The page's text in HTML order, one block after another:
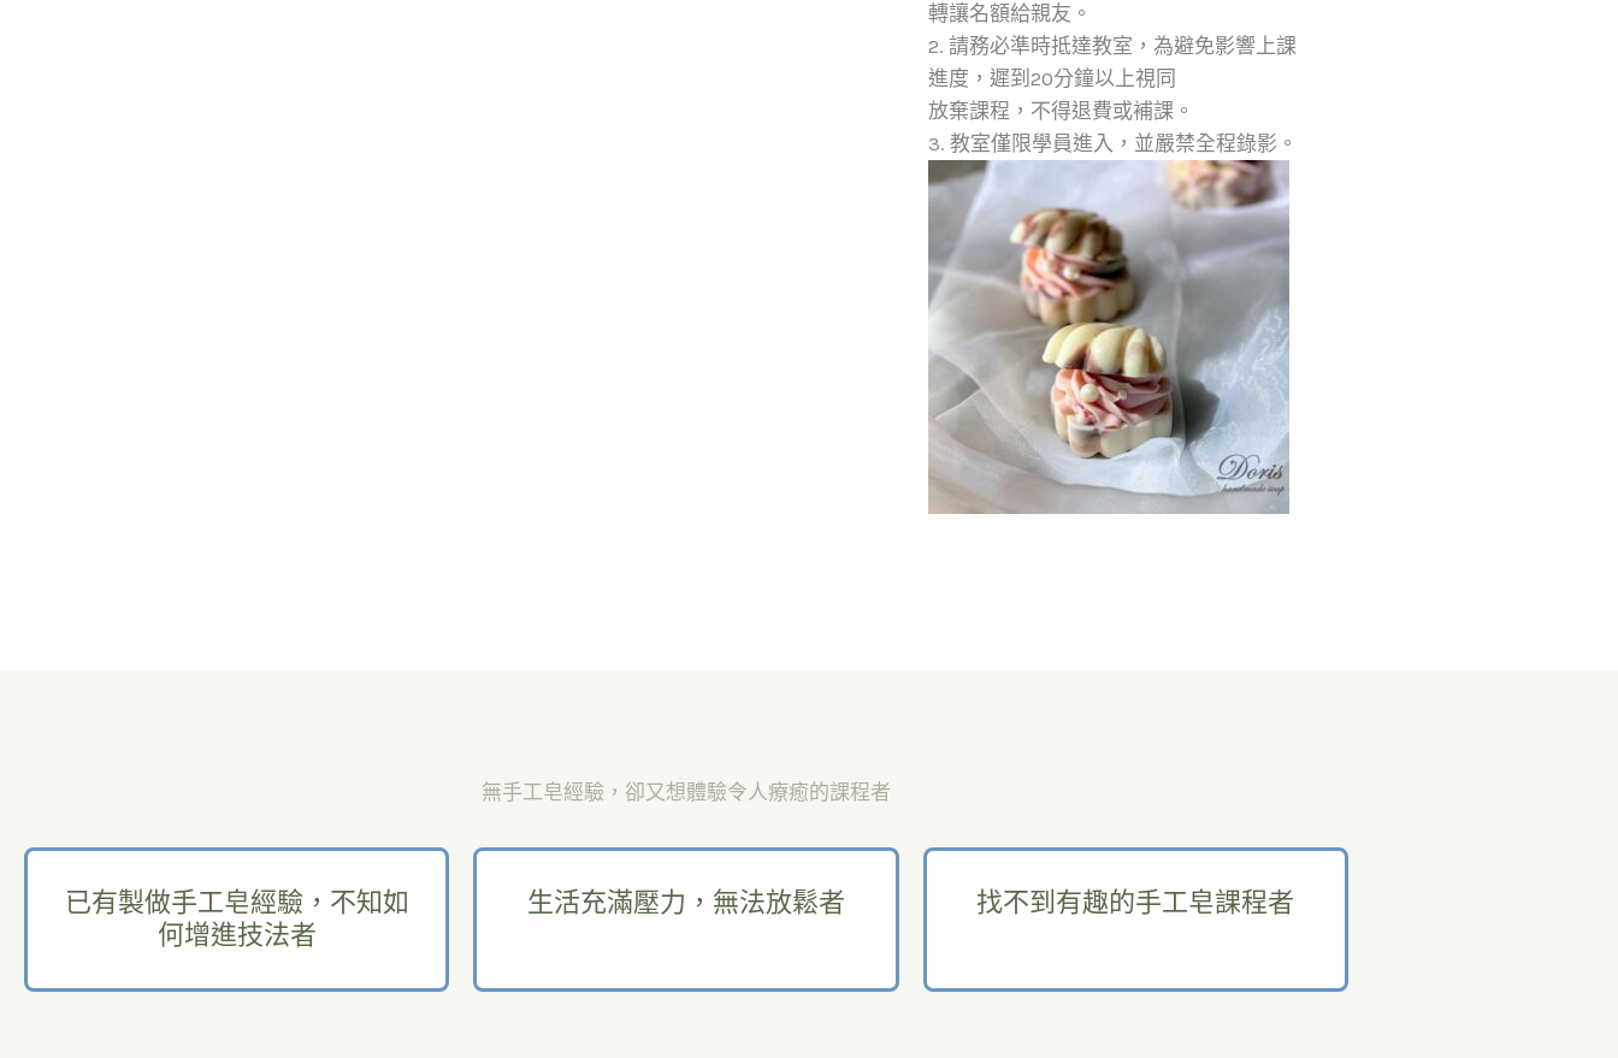
轉讓名額給親友。
2. 請務必準時抵達教室，為避免影響上課
進度，遲到20分鐘以上視同
放棄課程，不得退費或補課。
3. 教室僅限學員進入，並嚴禁全程錄影。
無手工皂經驗，卻又想體驗令人療癒的課程者
已有製做手工皂經驗，不知如
何增進技法者
生活充滿壓力，無法放鬆者 找不到有趣的手工皂課程者